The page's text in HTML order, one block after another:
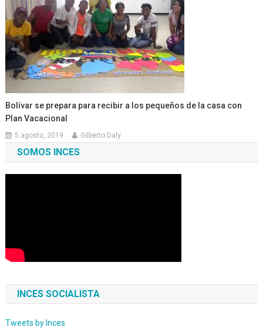
Bolívar se prepara para recibir a los pequeños de la casa con
Plan Vacacional
5 agosto, 2019 Gilberto Daly
SOMOS INCES
INCES SOCIALISTA
Tweets by Inces